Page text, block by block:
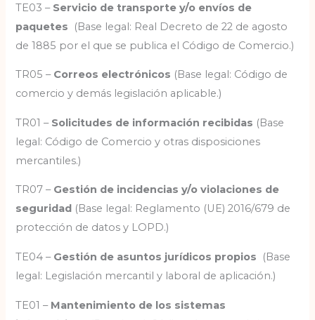
TE03 – Servicio de transporte y/o envíos de
paquetes (Base legal: Real Decreto de 22 de agosto
de 1885 por el que se publica el Código de Comercio.)
TR05 – Correos electrónicos (Base legal: Código de
comercio y demás legislación aplicable.)
TR01 – Solicitudes de información recibidas (Base
legal: Código de Comercio y otras disposiciones
mercantiles.)
TR07 – Gestión de incidencias y/o violaciones de
seguridad (Base legal: Reglamento (UE) 2016/679 de
protección de datos y LOPD.)
TE04 – Gestión de asuntos jurídicos propios
(Base
legal: Legislación mercantil y laboral de aplicación.)
TE01 – Mantenimiento de los sistemas